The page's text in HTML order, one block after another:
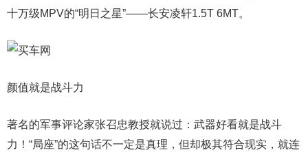
十万级MPV的“明日之星”——长安凌轩1.5T 6MT。
颜值就是战斗力
著名的军事评论家张召忠教授就说过：武器好看就是战斗
力！“局座”的这句话不一定是真理，但却极其符合现实，就连